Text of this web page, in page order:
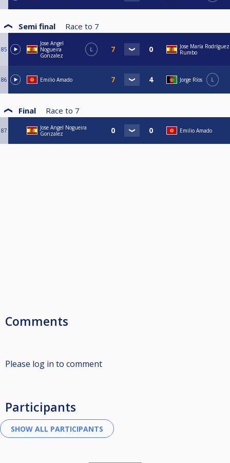
Semi final Race to 7
85
Jose Angel
Nogueira
Gonzalez
L
Jose María Rodríguez
Rumbo
86 Emilio Amado Jorge Ríos L
Final Race to 7
87
Jose Angel Nogueira
Gonzalez
Emilio Amado
Comments
Please log in to comment
Participants